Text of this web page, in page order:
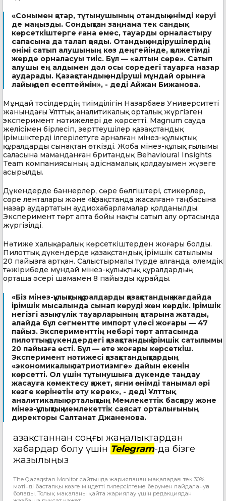
«Сонымен қатар, тұтынушының отандық өнімді көруі
де маңызды. Сондықтан заңнама тек сандық
көрсеткіштерге ғана емес, тауарды орналастыру
сапасына да талап қояды. Отандық өндірушілердің
өнімі сатып алушының көз деңгейінде, қолжетімді
жерде орналасуы тиіс. Бұл — «алтын сөре». Сатып
алушы ең алдымен дәл осы сөредегі тауарға назар
аударады. Қазақстандық өндіруші мұндай орынға
лайық деп есептеймін», - деді Айжан Бижанова.
Мұндай тәсілдердің тиімділігін Назарбаев Университеті
жанындағы Ұлттық аналитикалық орталық жүргізген
эксперимент нәтижелері де көрсетті. Magnum сауда
желісімен бірлесіп, зерттеушілер қазақстандық
ірімшіктерді ілгерілетуге арналған мінез-құлықтық
құралдарды сынақтан өткізді. Жоба мінез-құлық ғылымы
саласына маманданған британдық Behavioural Insights
Team компаниясының әдіснамалық қолдауымен жүзеге
асырылды.
Дүкендерде баннерлер, сөре бөлгіштері, стикерлер,
сөре ленталары және «Қазақстанда жасалған» таңбасына
назар аудартатын аудиохабарламалар қолданылды.
Эксперимент төрт апта бойы нақты сатып алу ортасында
жүргізілді.
Нәтиже халықаралық көрсеткіштерден жоғары болды.
Пилоттық дүкендерде қазақстандық ірімшік сатылымы
20 пайызға артқан. Салыстырмалы түрде алғанда, әлемдік
тәжірибеде мұндай мінез-құлықтық құралдардың
орташа әсері шамамен 8 пайызды құрайды.
«Біз мінез-құлықтық құралдарды қазақстандық жағдайда
ірімшік мысалында сынап көруді жөн көрдік. Ірімшік
негізгі азық-түлік тауарларының қатарына жатады,
алайда бұл сегментте импорт үлесі жоғары — 47
пайыз. Эксперименттің небәрі төрт аптасында
пилоттық дүкендердегі қазақстандық ірімшік сатылымы
20 пайызға өсті. Бұл — өте жоғары көрсеткіш.
Эксперимент нәтижесі қазақстандықтардың
«экономикалық патриотизмге» дайын екенін
көрсетті. Ол үшін тұтынушыға дүкенде таңдау
жасауға көмектесу қажет, яғни өнімді танымал әрі
көзге көрінетін ету керек», - деді Ұлттық
аналитикалық орталықтың Мемлекеттік басқару және
мінез-құлықтық мемлекеттік саясат орталығының
директоры Салтанат Джаненова.
Қазақстаннан соңғы жаңалықтардан
хабардар болу үшін Telegram-да бізге
жазылыңыз
The Qazaqstan Monitor сайтында жарияланған мақаладағы тек 30%
мәтінді бастапқы көзге міндетті гиперсілтеме берумен пайдалануға
болады. Толық мақаланы қайта жариялау үшін редакциядан